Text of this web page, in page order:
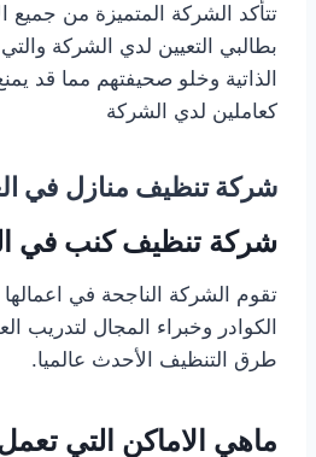
تتأكد الشركة المتميزة من جميع
بطالبي التعيين لدي الشركة
الذاتية وخلو صحيفتهم مما قد
كعاملين لدي الشركة
شركة تنظيف منازل في
شركة تنظيف كنب في
تقوم الشركة الناجحة في
الكوادر وخبراء المجال لتدريب
طرق التنظيف الأحدث عالميا.
ماهي الاماكن التي